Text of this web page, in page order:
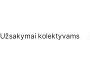
Užsakymai kolektyvams